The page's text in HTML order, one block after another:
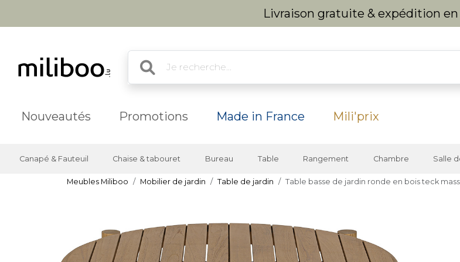
Livraison gratuite & expédition
Nouveautés Promotions Made in France Mili'prix
Canapé & Fauteuil Chaise & tabouret Bureau Table Rangement Chambre Salle
Meubles Miliboo Mobilier de jardin Table de jardin Table basse de jardin ronde en bois teck